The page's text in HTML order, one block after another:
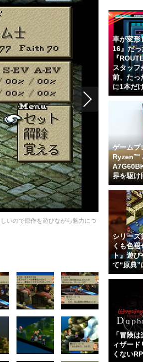
いので原作を遊びながら魅力につ
車が変形
16』だ
『
スタッ
前、たっ
に1本だ
ゲームプ
Ryzen™
界を駆け
シリーズ
くも色
ト』遊び
て“原典”
「冒険
ィザー
くない